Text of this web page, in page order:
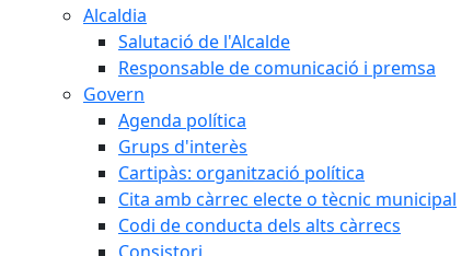
Alcaldia
Salutació de l'Alcalde
Responsable de comunicació i premsa
Govern
Agenda política
Grups d'interès
Cartipàs: organització política
Cita amb càrrec electe o tècnic municipal
Codi de conducta dels alts càrrecs